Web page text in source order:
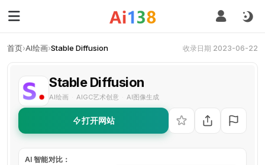
首页›AI绘画›Stable Diffusion 收录日期 2023-06-22
Stable Diffusion
AI绘画 AIGC艺术创意 AI图像生成
打开网站
AI 智能对比：